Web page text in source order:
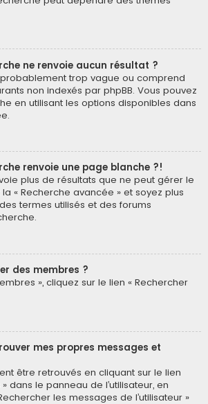
ne renvoie aucun résultat ?
trop vague ou comprend
non indexés par phpBB. Vous pouvez
en utilisant les options disponibles dans
renvoie une page blanche ?!
plus de résultats que ne peut gérer le
« Recherche avancée » et soyez plus
termes utilisés et des forums
des membres ?
», cliquez sur le lien « Rechercher
mes propres messages et
être retrouvés en cliquant sur le lien
dans le panneau de l’utilisateur, en
les messages de l’utilisateur »